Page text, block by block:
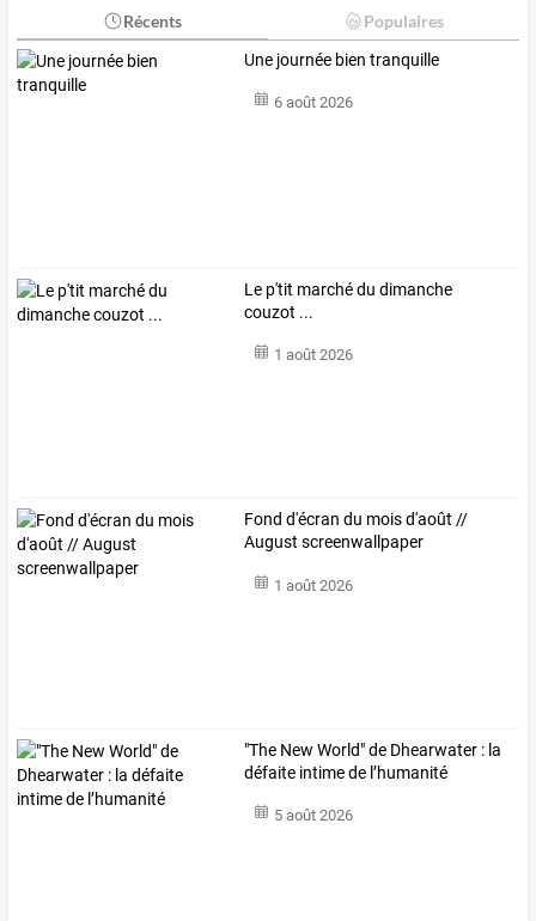
Récents Populaires
Une journée bien tranquille
6 août 2026
Le p'tit marché du dimanche
couzot ...
1 août 2026
Fond d'écran du mois d'août //
August screenwallpaper
1 août 2026
"The New World" de Dhearwater : la
défaite intime de l’humanité
5 août 2026